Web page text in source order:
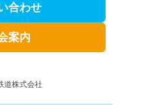
合わせ
案内
道株式会社